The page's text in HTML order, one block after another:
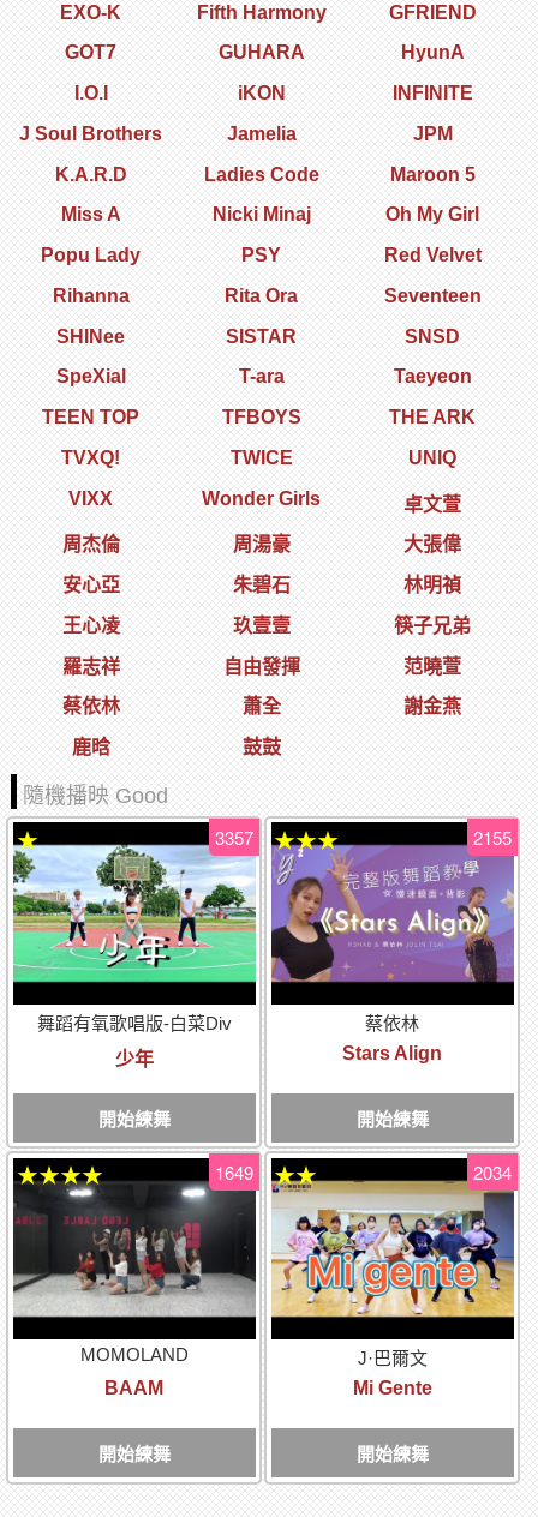
EXO-K
Fifth Harmony
GFRIEND
GOT7
GUHARA
HyunA
I.O.I
iKON
INFINITE
J Soul Brothers
Jamelia
JPM
K.A.R.D
Ladies Code
Maroon 5
Miss A
Nicki Minaj
Oh My Girl
Popu Lady
PSY
Red Velvet
Rihanna
Rita Ora
Seventeen
SHINee
SISTAR
SNSD
SpeXial
T-ara
Taeyeon
TEEN TOP
TFBOYS
THE ARK
TVXQ!
TWICE
UNIQ
VIXX
Wonder Girls
卓文萱
周杰倫
周湯豪
大張偉
安心亞
朱碧石
林明禎
王心凌
玖壹壹
筷子兄弟
羅志祥
自由發揮
范曉萱
蔡依林
蕭全
謝金燕
鹿晗
鼓鼓
隨機播映 Good
舞蹈有氧歌唱版-白菜Div
少年
開始練舞
3357
★
蔡依林
Stars Align
開始練舞
2155
★★★
MOMOLAND
BAAM
開始練舞
1649
★★★★
J·巴爾文
Mi Gente
開始練舞
2034
★★